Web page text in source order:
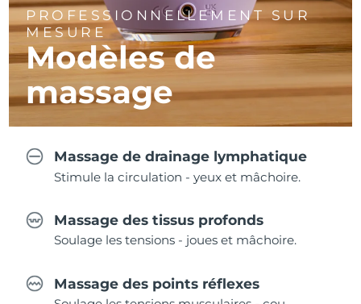
PROFESSIONNELLEMENT SUR
MESURE
Modèles de
massage
Massage de drainage lymphatique
Stimule la circulation - yeux et mâchoire.
Massage des tissus profonds
Soulage les tensions - joues et mâchoire.
Massage des points réflexes